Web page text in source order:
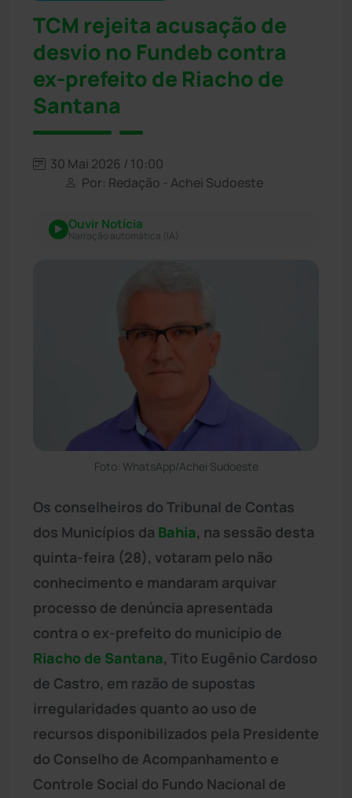
TCM rejeita acusação de
desvio no Fundeb contra
ex-prefeito de Riacho de
Santana
30 Mai 2026 / 10:00
Por: Redação - Achei Sudoeste
Ouvir Notícia
Narração automática (IA)
Foto: WhatsApp/Achei Sudoeste
Os conselheiros do Tribunal de Contas
dos Municípios da Bahia, na sessão desta
quinta-feira (28), votaram pelo não
conhecimento e mandaram arquivar
processo de denúncia apresentada
contra o ex-prefeito do município de
Riacho de Santana, Tito Eugênio Cardoso
de Castro, em razão de supostas
irregularidades quanto ao uso de
recursos disponibilizados pela Presidente
do Conselho de Acompanhamento e
Controle Social do Fundo Nacional de